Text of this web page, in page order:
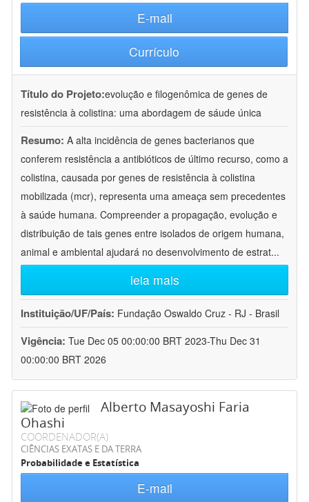
E-mail
Currículo
Título do Projeto:evolução e filogenômica de genes de
resistência à colistina: uma abordagem de sáude única
Resumo: A alta incidência de genes bacterianos que
conferem resistência a antibióticos de último recurso, como a
colistina, causada por genes de resistência à colistina
mobilizada (mcr), representa uma ameaça sem precedentes
à saúde humana. Compreender a propagação, evolução e
distribuição de tais genes entre isolados de origem humana,
animal e ambiental ajudará no desenvolvimento de estrat...
leia mais
Instituição/UF/País: Fundação Oswaldo Cruz - RJ - Brasil
Vigência: Tue Dec 05 00:00:00 BRT 2023-Thu Dec 31
00:00:00 BRT 2026
Alberto Masayoshi Faria
Ohashi
COORDENADOR(A)
CIÊNCIAS EXATAS E DA TERRA
Probabilidade e Estatística
E-mail